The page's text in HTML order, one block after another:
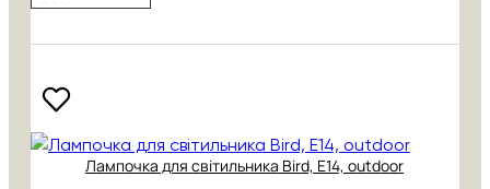
Лампочка для світильника Bird, Е14, outdoor